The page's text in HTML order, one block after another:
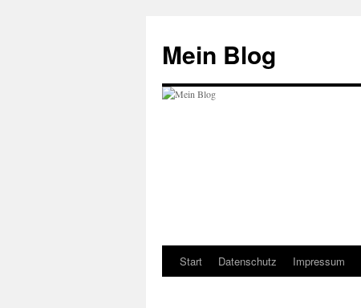
springen
Mein Blog
Start Datenschutz Impressum